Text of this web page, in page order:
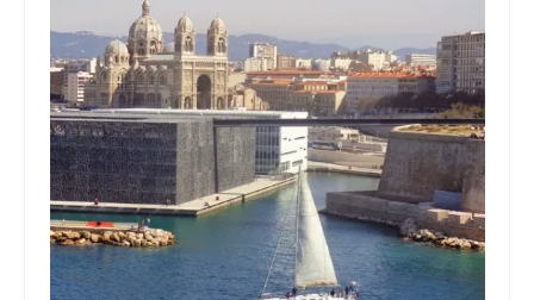
Devenir adhérent
Espace adhérent
ACTUALITÉS
CONTACTEZ-NOUS